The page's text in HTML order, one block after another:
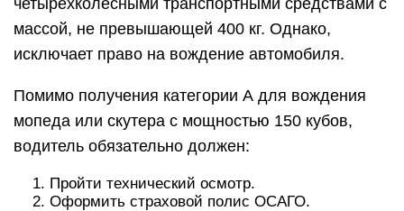
четырехколесными транспортными средствами с
массой, не превышающей 400 кг. Однако,
исключает право на вождение автомобиля.
Помимо получения категории А для вождения
мопеда или скутера с мощностью 150 кубов,
водитель обязательно должен:
Пройти технический осмотр.
Оформить страховой полис ОСАГО.